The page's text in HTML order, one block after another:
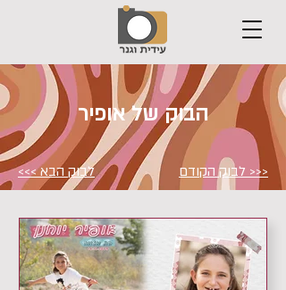
הבוק של אופיר
לבוק הבא >>> לבוק הקודם >>>